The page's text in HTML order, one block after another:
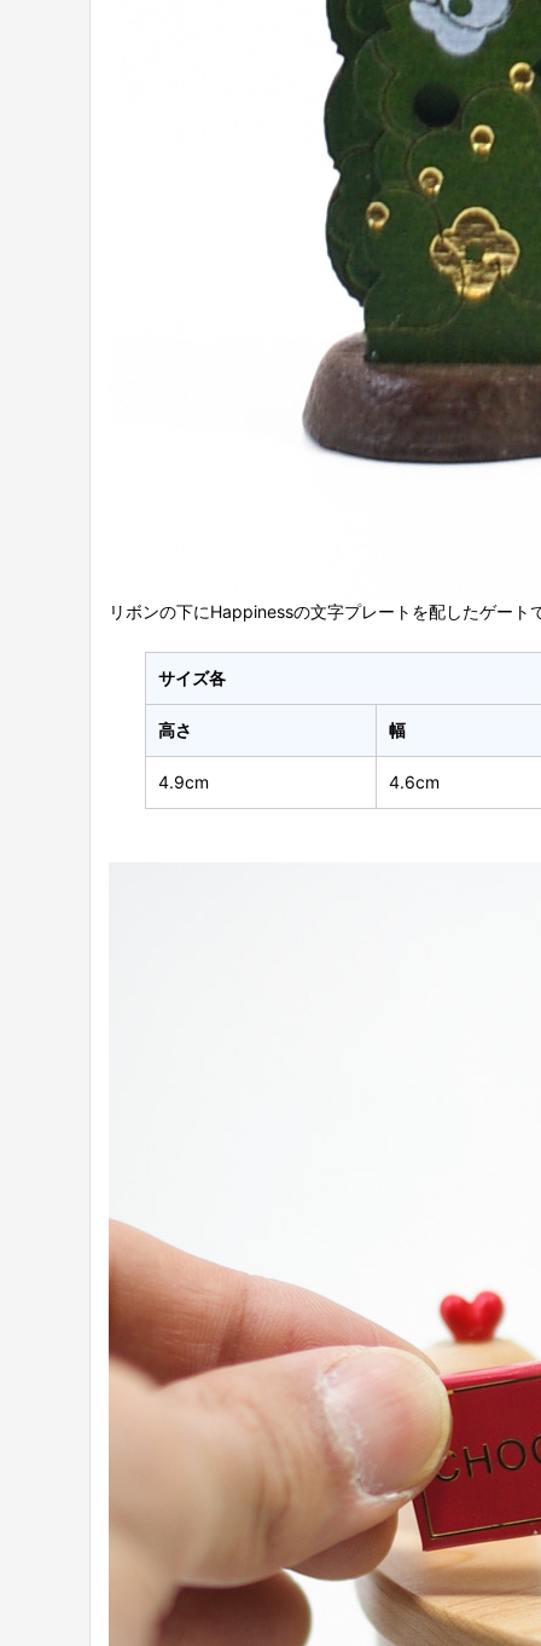
リボンの下にHappinessの文字プレートを配したゲート
サイズ各
高さ 幅
4.9cm 4.6cm